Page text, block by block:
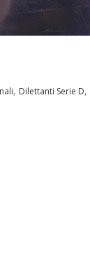
, Dilettanti Serie D,